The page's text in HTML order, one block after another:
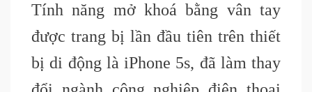
Tính năng mở khoá bằng vân tay
được trang bị lần đầu tiên trên thiết
bị di động là iPhone 5s, đã làm thay